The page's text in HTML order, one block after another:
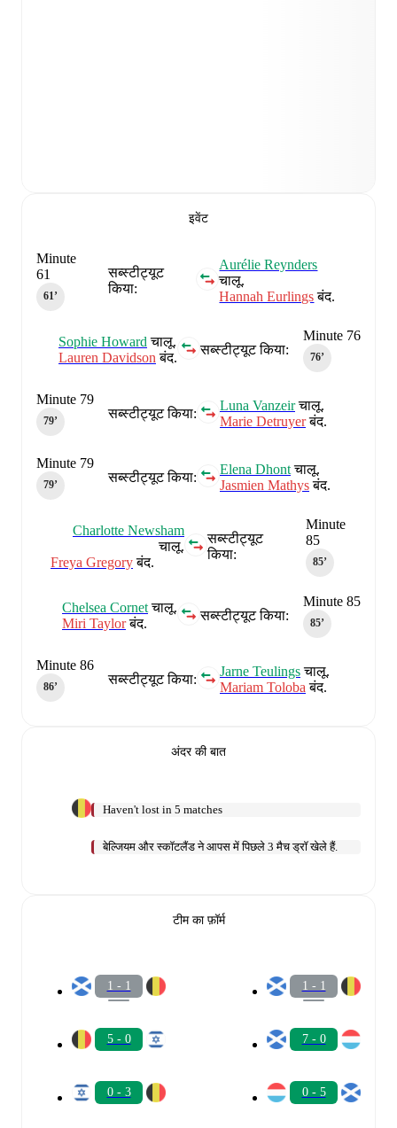
इवेंट
सब्स्टीट्यूट
किया:
Aurélie Reynders
चालू.
Hannah Eurlingsबंद.
Minute
61
61‎’‎
Minute 76
76‎’‎
सब्स्टीट्यूट किया:
Sophie Howard चालू.
Lauren Davidson बंद.
सब्स्टीट्यूट किया:
Luna Vanzeirचालू.
Marie Detruyerबंद.
Minute 79
79‎’‎
सब्स्टीट्यूट किया:
Elena Dhontचालू.
Jasmien Mathysबंद.
Minute 79
79‎’‎
Minute
85
85‎’‎
सब्स्टीट्यूट
किया:
Charlotte Newsham
चालू.
Freya Gregoryबंद.
Minute 85
85‎’‎
सब्स्टीट्यूट किया:
Chelsea Cornetचालू.
Miri Taylorबंद.
सब्स्टीट्यूट किया:
Jarne Teulingsचालू.
Mariam Toloba बंद.
Minute 86
86‎’‎
अंदर की बात
Haven't lost in 5 matches
बेल्जियम और स्कॉटलैंड ने आपस में पिछले 3 मैच ड्रॉ खेले हैं.
टीम का फ़ॉर्म
1 - 1
5 - 0
0 - 3
1 - 1
7 - 0
0 - 5